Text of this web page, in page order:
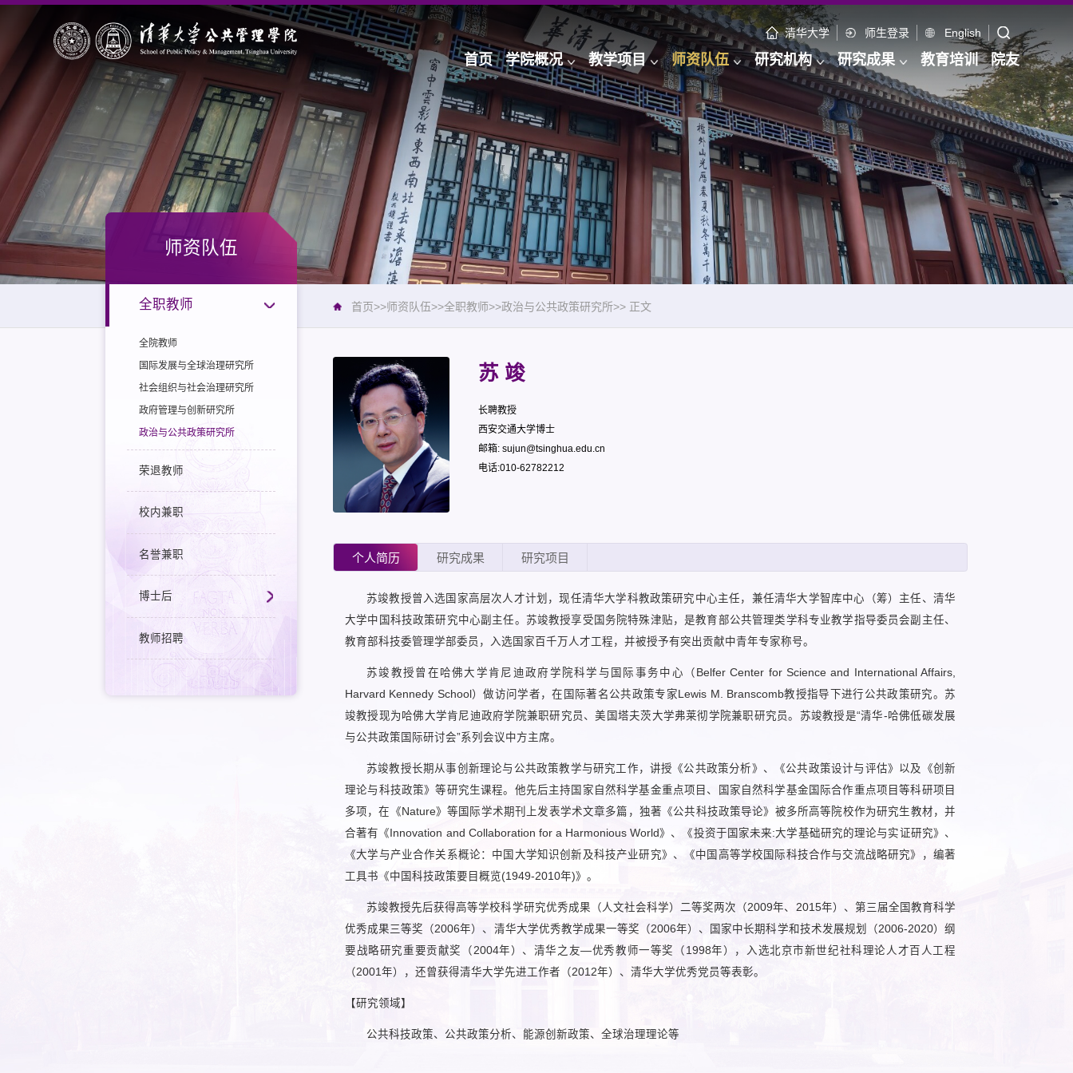
清华大学 师生登录 English
首页 学院概况 教学项目 师资队伍 研究机构 研究成果 教育培训 院友
师资队伍
全职教师
全院教师
国际发展与全球治理研究所
社会组织与社会治理研究所
政府管理与创新研究所
政治与公共政策研究所
荣退教师
校内兼职
名誉兼职
博士后
教师招聘
首页>>师资队伍>>全职教师>>政治与公共政策研究所>> 正文
苏 竣
长聘教授
西安交通大学博士
邮箱: sujun@tsinghua.edu.cn
电话:010-62782212
个人简历 研究成果 研究项目
苏竣教授曾入选国家高层次人才计划，现任清华大学科教政策研究中心主任，兼任清华大学智库中心（筹）主任、清华
大学中国科技政策研究中心副主任。苏竣教授享受国务院特殊津贴，是教育部公共管理类学科专业教学指导委员会副主任、
教育部科技委管理学部委员，入选国家百千万人才工程，并被授予有突出贡献中青年专家称号。
苏竣教授曾在哈佛大学肯尼迪政府学院科学与国际事务中心（Belfer Center for Science and International Affairs,
Harvard Kennedy School）做访问学者，在国际著名公共政策专家Lewis M. Branscomb教授指导下进行公共政策研究。苏
竣教授现为哈佛大学肯尼迪政府学院兼职研究员、美国塔夫茨大学弗莱彻学院兼职研究员。苏竣教授是“清华-哈佛低碳发展
与公共政策国际研讨会”系列会议中方主席。
苏竣教授长期从事创新理论与公共政策教学与研究工作，讲授《公共政策分析》、《公共政策设计与评估》以及《创新
理论与科技政策》等研究生课程。他先后主持国家自然科学基金重点项目、国家自然科学基金国际合作重点项目等科研项目
多项，在《Nature》等国际学术期刊上发表学术文章多篇，独著《公共科技政策导论》被多所高等院校作为研究生教材，并
合著有《Innovation and Collaboration for a Harmonious World》、《投资于国家未来:大学基础研究的理论与实证研究》、
《大学与产业合作关系概论：中国大学知识创新及科技产业研究》、《中国高等学校国际科技合作与交流战略研究》，编著
工具书《中国科技政策要目概览(1949-2010年)》。
苏竣教授先后获得高等学校科学研究优秀成果（人文社会科学）二等奖两次（2009年、2015年）、第三届全国教育科学
优秀成果三等奖（2006年）、清华大学优秀教学成果一等奖（2006年）、国家中长期科学和技术发展规划（2006-2020）纲
要战略研究重要贡献奖（2004年）、清华之友—优秀教师一等奖（1998年），入选北京市新世纪社科理论人才百人工程
（2001年），还曾获得清华大学先进工作者（2012年）、清华大学优秀党员等表彰。
【研究领域】
公共科技政策、公共政策分析、能源创新政策、全球治理理论等